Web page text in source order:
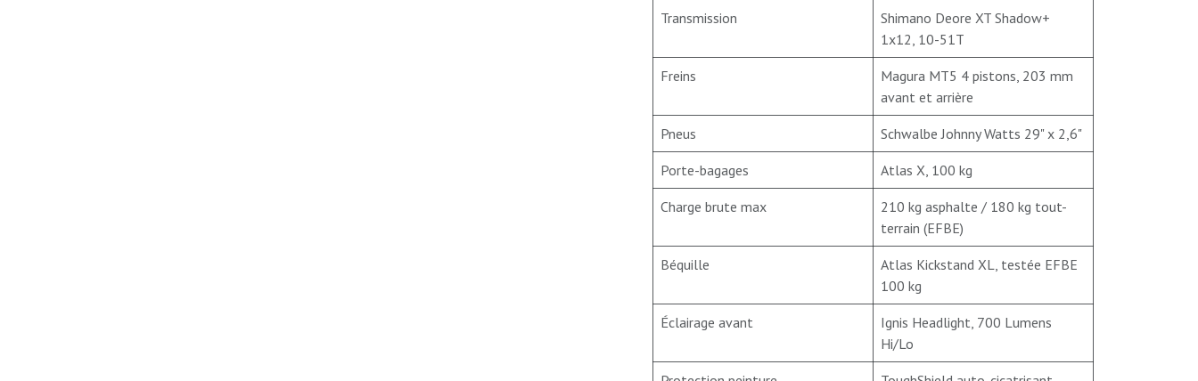
Transmission
Shimano Deore XT Shadow+
1x12, 10-51T
Freins
Magura MT5 4 pistons, 203 mm
avant et arrière
Pneus Schwalbe Johnny Watts 29" x 2,6"
Porte-bagages Atlas X, 100 kg
Charge brute max
210 kg asphalte / 180 kg tout-
terrain (EFBE)
Béquille
Atlas Kickstand XL, testée EFBE
100 kg
Éclairage avant
Ignis Headlight, 700 Lumens
Hi/Lo